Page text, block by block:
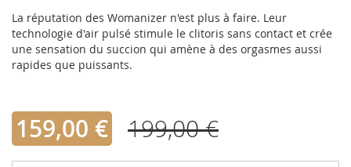
La réputation des Womanizer n'est plus à faire. Leur
technologie d'air pulsé stimule le clitoris sans contact et crée
une sensation du succion qui amène à des orgasmes aussi
rapides que puissants.
159,00 € 199,00 €